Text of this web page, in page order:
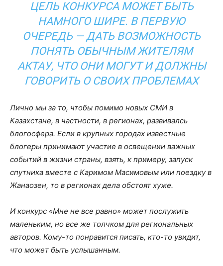
ЦЕЛЬ КОНКУРСА МОЖЕТ БЫТЬ
НАМНОГО ШИРЕ. В ПЕРВУЮ
ОЧЕРЕДЬ — ДАТЬ ВОЗМОЖНОСТЬ
ПОНЯТЬ ОБЫЧНЫМ ЖИТЕЛЯМ
АКТАУ, ЧТО ОНИ МОГУТ И ДОЛЖНЫ
ГОВОРИТЬ О СВОИХ ПРОБЛЕМАХ
Лично мы за то, чтобы помимо новых СМИ в
Казахстане, в частности, в регионах, развивалсь
блогосфера. Если в крупных городах известные
блогеры принимают участие в освещении важных
событий в жизни страны, взять, к примеру, запуск
спутника вместе с Каримом Масимовым или поездку в
Жанаозен, то в регионах дела обстоят хуже.
И конкурс «Мне не все равно» может послужить
маленьким, но все же толчком для региональных
авторов. Кому-то понравится писать, кто-то увидит,
что может быть услышанным.